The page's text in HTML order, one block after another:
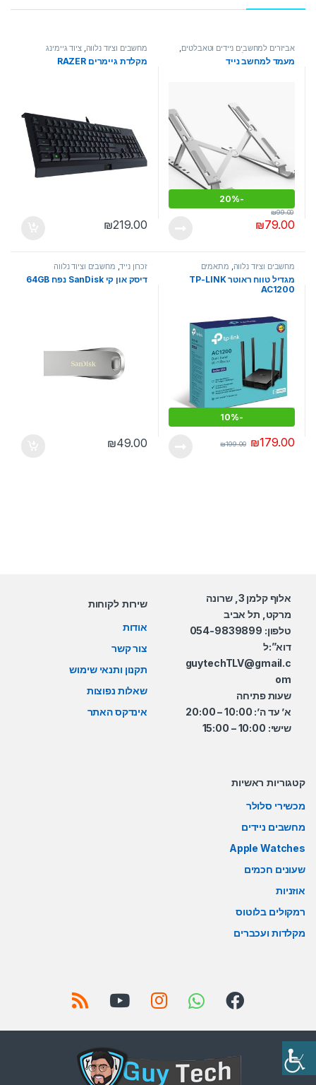
אביזרים למחשבים ניידים וטאבלטים,
מחשבים וציוד נלווה
מעמד למחשב נייד
-
20%
₪79.00
₪99.00
מחשבים וציוד נלווה,ציוד גיימינג
מקלדת גיימרים RAZER
₪219.00
מחשבים וציוד נלווה מתאמים
מגדיל טווח ראוטר TP-LINK
AC1200
-
10%
₪179.00
₪199.00
זכרון נייד, מחשבים וציוד נלווה
דיסק און קי SanDisk נפח 64GB
₪49.00
אלוף קלמן 3, שרונה
מרקט, תל אביב
טלפון: 054-9839899
דוא”:ל
guytechTLV@gmail.c
om
שעות פתיחה
א’ עד ה’: 10:00 – 20:00
שישי: 10:00 – 15:00
שירות לקוחות
אודות
צור קשר
תקנון ותנאי שימוש
שאלות נפוצות
אינדקס האתר
קטגוריות ראשיות
מכשירי סלולר
מחשבים ניידים
Apple Watches
שעונים חכמים
אוזניות
רמקולים בלוטוס
מקלדות ועכברים